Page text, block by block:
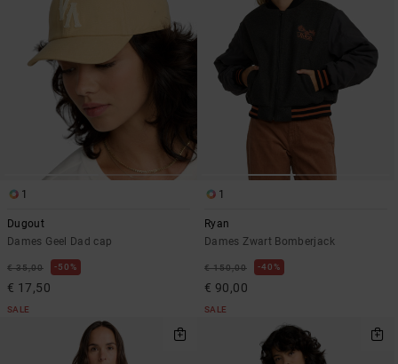
1
Dugout
Dames Geel Dad cap
€ 35,00 50%
€ 17,50
SALE
1
Ryan
Dames Zwart Bomberjack
€ 150,00 40%
€ 90,00
SALE